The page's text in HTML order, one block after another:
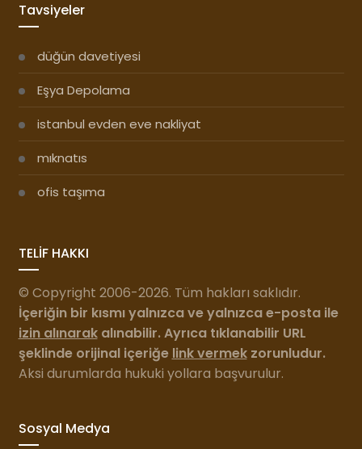
Tavsiyeler
düğün davetiyesi
Eşya Depolama
istanbul evden eve nakliyat
mıknatıs
ofis taşıma
TELİF HAKKI
© Copyright 2006-2026. Tüm hakları saklıdır.
İçeriğin bir kısmı yalnızca ve yalnızca e-posta ile
izin alınarakalınabilir. Ayrıca tıklanabilir URL
şeklinde orijinal içeriğe link vermekzorunludur.
Aksi durumlarda hukuki yollara başvurulur.
Sosyal Medya